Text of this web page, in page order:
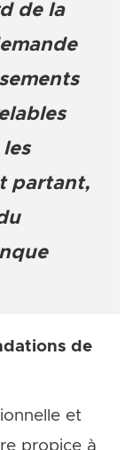
de la
partant,
de
et
propice à